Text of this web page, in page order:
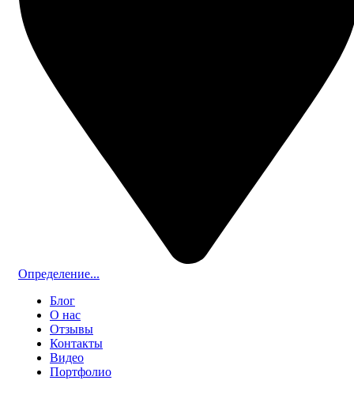
Определение...
Блог
О нас
Отзывы
Контакты
Видео
Портфолио